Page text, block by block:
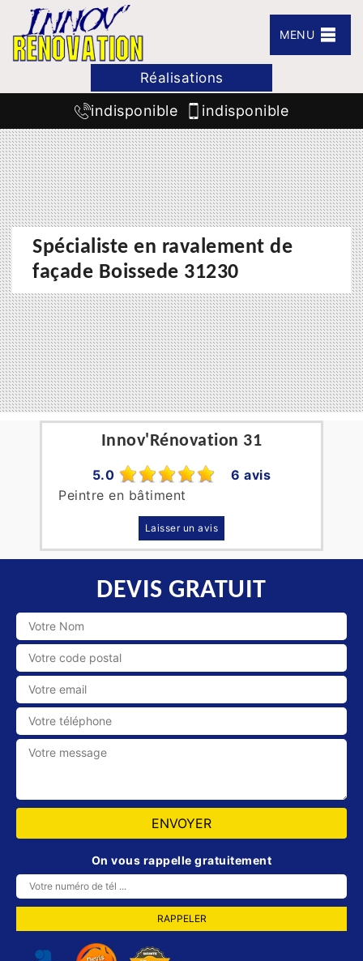
MENU
Réalisations
indisponible indisponible
Spécialiste en ravalement de
façade Boissede 31230
Innov'Rénovation 31
5.0
6 avis
Peintre en bâtiment
Laisser un avis
DEVIS GRATUIT
On vous rappelle gratuitement